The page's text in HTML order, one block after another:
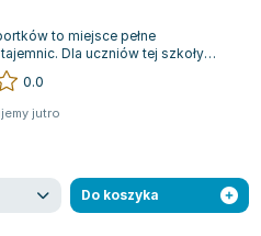
to miejsce pełne
Dla uczniów tej szkoły
wyjaśnienie, a codzienn...
0.0
jutro
Do koszyka